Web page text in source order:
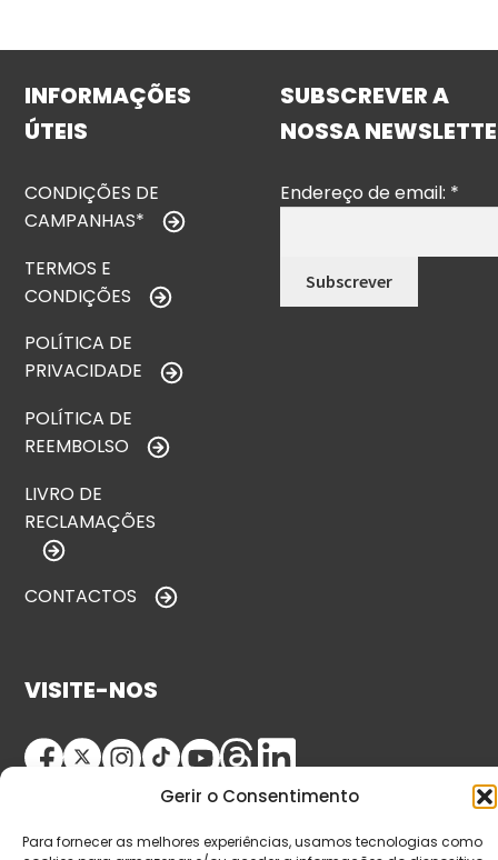
Gerir o Consentimento
Para fornecer as melhores experiências, usamos tecnologias como
INFORMAÇÕES
ÚTEIS
CONDIÇÕES DE
CAMPANHAS*
TERMOS E
CONDIÇÕES
POLÍTICA DE
PRIVACIDADE
POLÍTICA DE
REEMBOLSO
LIVRO DE
RECLAMAÇÕES
CONTACTOS
SUBSCREVER A
NOSSA
Endereço de email: *
VISITE-NOS